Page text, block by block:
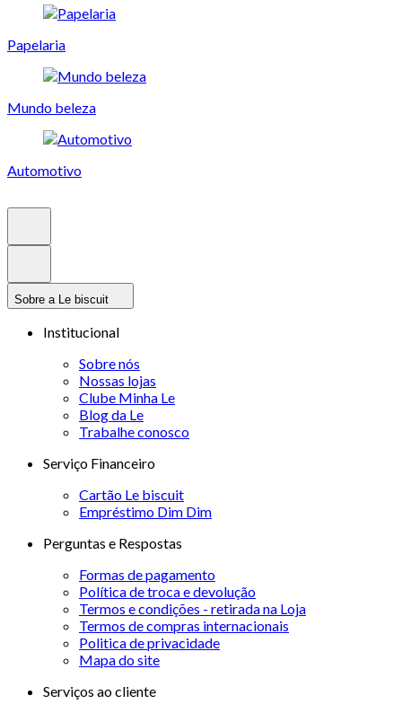
Papelaria
Mundo beleza
Automotivo
Sobre a Le biscuit
Institucional
Sobre nós
Nossas lojas
Clube Minha Le
Blog da Le
Trabalhe conosco
Serviço Financeiro
Cartão Le biscuit
Empréstimo Dim Dim
Perguntas e Respostas
Formas de pagamento
Política de troca e devolução
Termos e condições - retirada na Loja
Termos de compras internacionais
Politica de privacidade
Mapa do site
Serviços ao cliente